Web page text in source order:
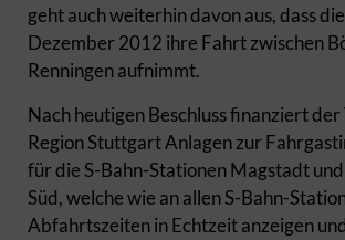
geht auch weiterhin davon aus, dass
Dezember 2012 ihre Fahrt zwischen
Renningen aufnimmt.
Nach heutigen Beschluss finanziert
Region Stuttgart Anlagen zur
für die S-Bahn-Stationen Magstadt
Süd, welche wie an allen S-Bahn-
Abfahrtszeiten in Echtzeit anzeigen